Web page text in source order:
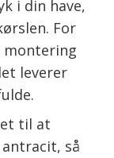
i din have,
For
montering
leverer
til at
så